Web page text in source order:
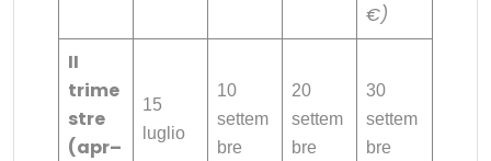
€)
II
trime
stre
(apr–
15
luglio
10
settem
bre
20
settem
bre
30
settem
bre